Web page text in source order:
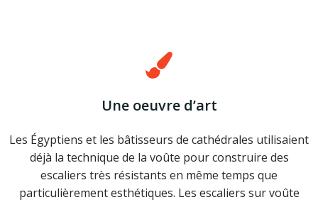
Une oeuvre d’art
Les Égyptiens et les bâtisseurs de cathédrales utilisaient
déjà la technique de la voûte pour construire des
escaliers très résistants en même temps que
particulièrement esthétiques. Les escaliers sur voûte